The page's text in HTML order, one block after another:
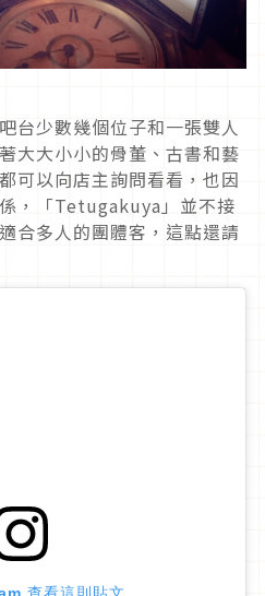
台少數幾個位子和一張雙人
大大小小的骨董、古書和藝
可以向店主詢問看看，也因
，「Tetugakuya」並不接
合多人的團體客，這點還請